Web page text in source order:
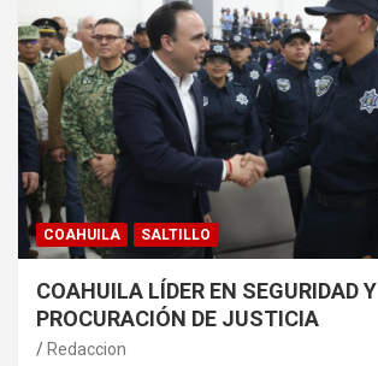
COAHUILA SALTILLO
COAHUILA LÍDER EN SEGURIDAD Y
PROCURACIÓN DE JUSTICIA
Redaccion